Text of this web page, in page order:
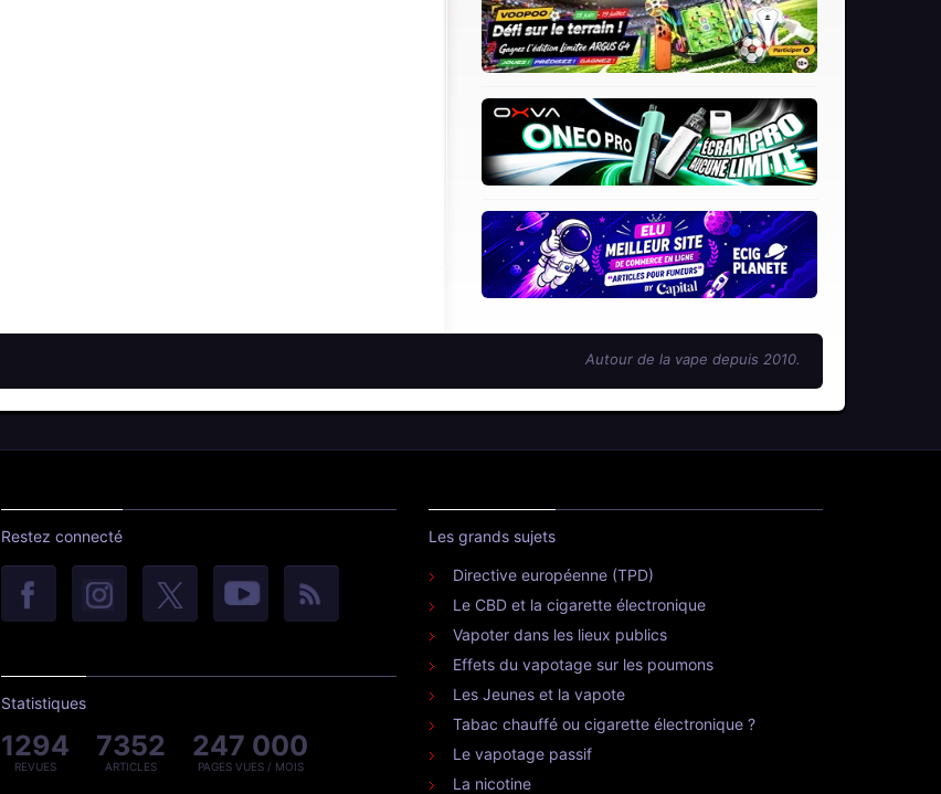
Autour de la vape depuis 2010.
Restez connecté
Statistiques
1294
REVUES
7352
ARTICLES
247 000
PAGES VUES / MOIS
Les grands sujets
Directive européenne (TPD)
Le CBD et la cigarette électronique
Vapoter dans les lieux publics
Effets du vapotage sur les poumons
Les Jeunes et la vapote
Tabac chauffé ou cigarette électronique ?
Le vapotage passif
La nicotine